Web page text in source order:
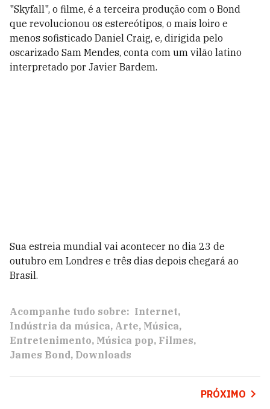
"Skyfall", o filme, é a terceira produção com o Bond
que revolucionou os estereótipos, o mais loiro e
menos sofisticado Daniel Craig, e, dirigida pelo
oscarizado Sam Mendes, conta com um vilão latino
interpretado por Javier Bardem.
Sua estreia mundial vai acontecer no dia 23 de
outubro em Londres e três dias depois chegará ao
Brasil.
Acompanhe tudo sobre: Internet
Indústria da música Arte Música
Entretenimento Música pop Filmes
James Bond Downloads
PRÓXIMO